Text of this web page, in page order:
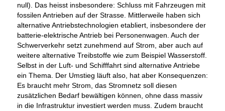
null). Das heisst insbesondere: Schluss mit Fahrzeugen mit
fossilen Antrieben auf der Strasse. Mittlerweile haben sich
alternative Antriebstechnologien etabliert, insbesondere der
batterie-elektrische Antrieb bei Personenwagen. Auch der
Schwerverkehr setzt zunehmend auf Strom, aber auch auf
weitere alternative Treibstoffe wie zum Beispiel Wasserstoff.
Selbst in der Luft- und Schifffahrt sind alternative Antriebe
ein Thema. Der Umstieg läuft also, hat aber Konsequenzen:
Es braucht mehr Strom, das Stromnetz soll diesen
zusätzlichen Bedarf bewältigen können, ohne dass massiv
in die Infrastruktur investiert werden muss. Zudem braucht